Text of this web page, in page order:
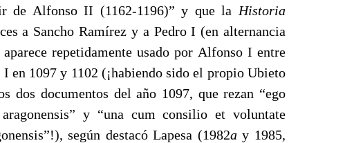
de Alfonso II (1162-1196)” y que la Historia
a Sancho Ramírez y a Pedro I (en alternancia
repetidamente usado por Alfonso I entre
I en 1097 y 1102 (¡habiendo sido el propio Ubieto
dos documentos del año 1097, que rezan “ego
y “una cum consilio et voluntate
según destacó Lapesa (1982ay 1985,